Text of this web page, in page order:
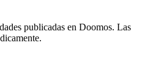
publicadas en Doomos. Las